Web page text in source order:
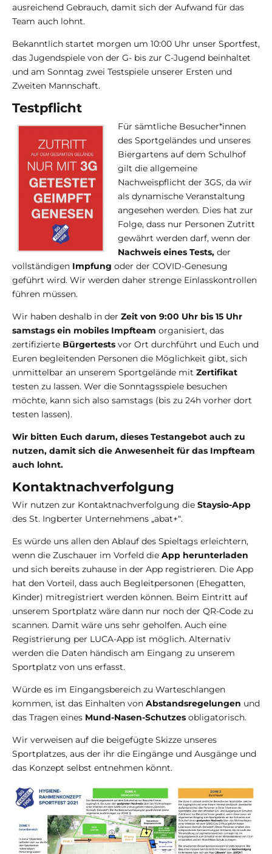
ausreichend Gebrauch, damit sich der Aufwand für das
Team auch lohnt.
Bekanntlich startet morgen um 10:00 Uhr unser Sportfest,
das Jugendspiele von der G- bis zur C-Jugend beinhaltet
und am Sonntag zwei Testspiele unserer Ersten und
Zweiten Mannschaft.
Testpflicht
Für sämtliche Besucher*innen
des Sportgeländes und unseres
Biergartens auf dem Schulhof
gilt die allgemeine
Nachweispflicht der 3GS, da wir
als dynamische Veranstaltung
angesehen werden. Dies hat zur
Folge, dass nur Personen Zutritt
gewährt werden darf, wenn der
Nachweis eines Tests, der
vollständigen Impfung oder der COVID-Genesung
geführt wird. Wir werden daher strenge Einlasskontrollen
führen müssen.
Wir haben deshalb in der Zeit von 9:00 Uhr bis 15 Uhr
samstags ein mobiles Impfteam organisiert, das
zertifizierte Bürgertests vor Ort durchführt und Euch und
Euren begleitenden Personen die Möglichkeit gibt, sich
unmittelbar an unserem Sportgelände mit Zertifikat
testen zu lassen. Wer die Sonntagsspiele besuchen
möchte, kann sich also samstags (bis zu 24h vorher dort
testen lassen).
Wir bitten Euch darum, dieses Testangebot auch zu
nutzen, damit sich die Anwesenheit für das Impfteam
auch lohnt.
Kontaktnachverfolgung
Wir nutzen zur Kontaktnachverfolgung die Staysio-App
des St. Ingberter Unternehmens „abat+“.
Es würde uns allen den Ablauf des Spieltags erleichtern,
wenn die Zuschauer im Vorfeld die App herunterladen
und sich bereits zuhause in der App registrieren. Die App
hat den Vorteil, dass auch Begleitpersonen (Ehegatten,
Kinder) mitregistriert werden können. Beim Eintritt auf
unserem Sportplatz wäre dann nur noch der QR-Code zu
scannen. Damit wäre uns sehr geholfen. Auch eine
Registrierung per LUCA-App ist möglich. Alternativ
werden die Daten händisch am Eingang zu unserem
Sportplatz von uns erfasst.
Würde es im Eingangsbereich zu Warteschlangen
kommen, ist das Einhalten von Abstandsregelungen und
das Tragen eines Mund-Nasen-Schutzes obligatorisch.
Wir verweisen auf die beigefügte Skizze unseres
Sportplatzes, aus der ihr die Eingänge und Ausgänge und
das Konzept selbst entnehmen könnt.